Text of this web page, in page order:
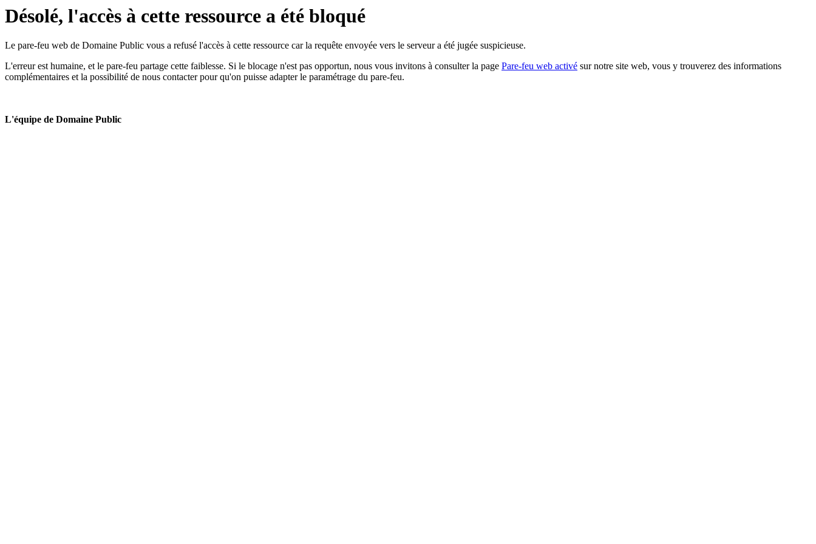
Désolé, l'accès à cette ressource a été bloqué
Le pare-feu web de Domaine Public vous a refusé l'accès à cette ressource car la requête envoyée vers le serveur a été jugée suspicieuse.
L'erreur est humaine, et le pare-feu partage cette faiblesse. Si le blocage n'est pas opportun, nous vous invitons à consulter la page Pare-feu web activé sur notre site web, vous y trouverez des informations
complémentaires et la possibilité de nous contacter pour qu'on puisse adapter le paramétrage du pare-feu.
L'équipe de Domaine Public